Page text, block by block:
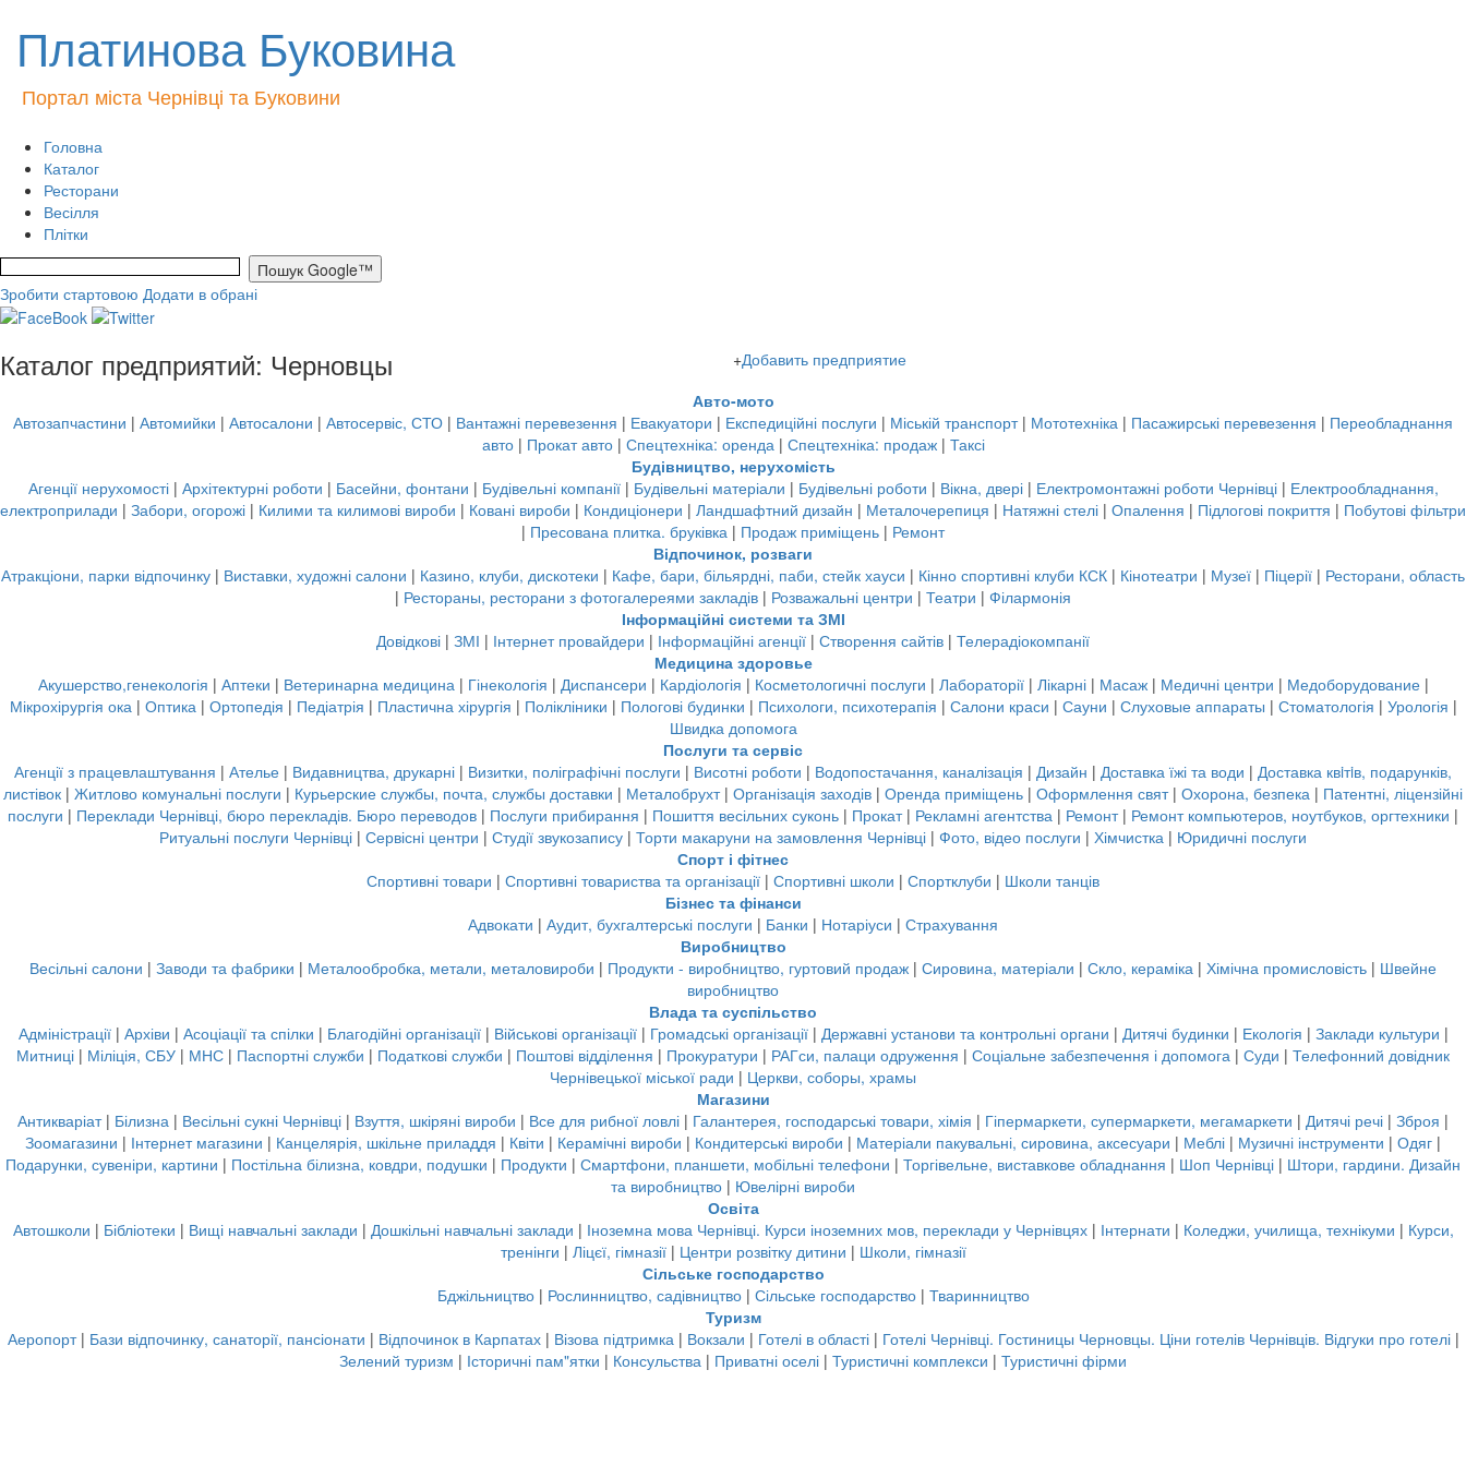
Платинова Буковина
Портал міста Чернівці та Буковини
Головна
Каталог
Ресторани
Весілля
Плітки
Зробити стартовою Додати в обрані
Каталог предприятий: Черновцы +Добавить предприятие
Авто-мото
Автозапчастини | Автомийки | Автосалони | Автосервіс, СТО | Вантажні перевезення | Евакуатори | Експедиційні послуги | Міській транспорт| Мототехніка | Пасажирські перевезення | Переобладнання
авто| Прокат авто| Спецтехніка: оренда| Спецтехніка: продаж| Таксі
Будівництво, нерухомість
Агенції нерухомості| Архітектурні роботи | Басейни, фонтани | Будівельні компанії| Будівельні матеріали | Будівельні роботи | Вікна, двері| Електромонтажні роботи Чернівці| Електрообладнання,
електроприлади | Забори, огорожі | Килими та килимові вироби | Ковані вироби | Кондиціонери | Ландшафтний дизайн | Металочерепиця | Натяжні стелі | Опалення | Підлогові покриття | Побутові фільтри
| Пресована плитка. бруківка | Продаж приміщень | Ремонт
Відпочинок, розваги
Атракціони, парки відпочинку | Виставки, художні салони | Казино, клуби, дискотеки | Кафе, бари, більярдні, паби, стейк хауси | Кінно спортивні клуби КСК | Кінотеатри | Музеї | Піцерії | Ресторани, область
| Рестораны, ресторани з фотогалереями закладів | Розважальні центри | Театри | Філармонія
Інформаційні системи та ЗМІ
Довідкові | ЗМІ | Інтернет провайдери | Інформаційні агенції | Створення сайтів | Телерадіокомпанії
Медицина здоровье
Акушерство,генекологія | Аптеки | Ветеринарна медицина| Гінекологія | Диспансери | Кардіологія | Косметологичні послуги | Лабораторії| Лікарні | Масаж| Медичні центри | Медоборудование|
Мікрохірургія ока| Оптика| Ортопедія | Педіатрія | Пластична хірургія | Полікліники | Пологові будинки | Психологи, психотерапія | Салони краси | Сауни | Слуховые аппараты | Стоматологія | Урологія |
Швидка допомога
Послуги та сервіс
Агенції з працевлаштування | Ателье | Видавництва, друкарні | Визитки, поліграфічні послуги | Висотні роботи | Водопостачання, каналізація | Дизайн | Доставка їжі та води | Доставка квiтiв, подарунків,
листівок | Житлово комунальні послуги | Курьерские службы, почта, службы доставки | Металобрухт| Організація заходів | Оренда приміщень | Оформлення свят| Охорона, безпека | Патентні, ліцензійні
послуги | Переклади Чернівці, бюро перекладів. Бюро переводов | Послуги прибирання | Пошиття весільних суконь | Прокат| Рекламні агентства | Ремонт| Ремонт компьютеров, ноутбуков, оргтехники |
Ритуальні послуги Чернівці | Сервісні центри | Студії звукозапису | Торти макаруни на замовлення Чернівці | Фото, відео послуги | Хімчистка | Юридичні послуги
Спорт і фітнес
Спортивні товари | Спортивні товариства та організації | Спортивні школи | Спортклуби | Школи танців
Бізнес та фінанси
Адвокати | Аудит, бухгалтерські послуги | Банки | Нотаріуси | Страхування
Виробництво
Весільні салони | Заводи та фабрики | Металообробка, метали, металовироби | Продукти - виробництво, гуртовий продаж | Сировина, матеріали | Скло, кераміка | Хімічна промисловість | Швейне
виробництво
Влада та суспільство
Адміністрації| Архіви | Асоціації та спілки | Благодійні організації| Військові організації| Громадські організації| Державні установи та контрольні органи | Дитячі будинки | Екологія | Заклади культури |
Митниці | Міліція, СБУ | МНС | Паспортні служби | Податкові служби | Поштові відділення | Прокуратури | РАГси, палаци одруження | Соціальне забезпечення і допомога | Суди | Телефонний довідник
Чернівецької міської ради | Церкви, соборы, храмы
Магазини
Антикваріат| Білизна | Весільні сукні Чернівці | Взуття, шкіряні вироби | Все для рибної ловлі | Галантерея, господарські товари, хімія | Гіпермаркети, супермаркети, мегамаркети | Дитячі речі | Зброя |
Зоомагазини | Інтернет магазини | Канцелярія, шкільне приладдя | Квіти | Керамічні вироби | Кондитерські вироби | Матеріали пакувальні, сировина, аксесуари | Меблі | Музичні інструменти | Одяг |
Подарунки, сувеніри, картини | Постільна білизна, ковдри, подушки | Продукти | Смартфони, планшети, мобільні телефони | Торгівельне, виставкове обладнання | Шоп Чернівці | Штори, гардини. Дизайн
та виробництво | Ювелірні вироби
Освіта
Автошколи | Бібліотеки | Вищі навчальні заклади | Дошкільні навчальні заклади | Іноземна мова Чернівці. Курси іноземних мов, переклади у Чернівцях| Інтернати | Коледжи, училища, технікуми | Курси,
тренінги | Ліцєї, гімназії| Центри розвітку дитини | Школи, гімназії
Сільське господарство
Бджільництво| Рослинництво, садівництво| Сільське господарство| Тваринництво
Туризм
Аеропорт| Бази відпочинку, санаторії, пансіонати | Відпочинок в Карпатах| Візова підтримка| Вокзали | Готелі в області| Готелі Чернівці. Гостиницы Черновцы. Ціни готелів Чернівців. Відгуки про готелі|
Зелений туризм | Історичні пам"ятки | Консульства | Приватні оселі | Туристичні комплекси | Туристичні фірми